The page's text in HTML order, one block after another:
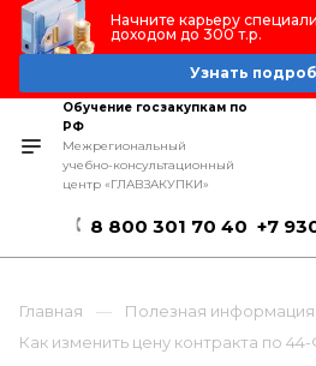
Начните карьеру
доходом до 300 т.р.
Узнать
Обучение госзакупкам по
РФ
Межрегиональный
учебно-консультационный
центр «ГЛАВЗАКУПКИ»
8 800 301 70 40 +7
Главная Полезная информация
Как изменить цену контракта по